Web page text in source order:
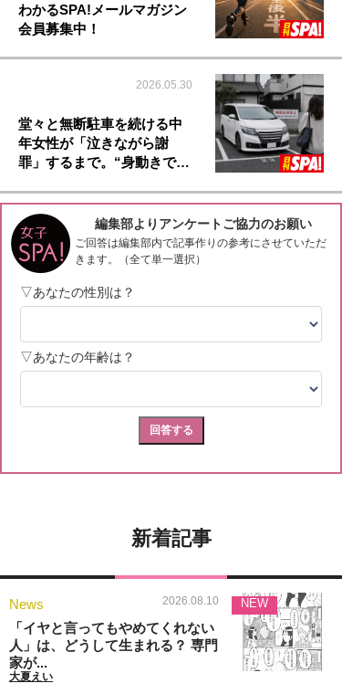
わかるSPA!メールマガジン
会員募集中！
2026.05.30
堂々と無断駐車を続ける中
年女性が「泣きながら謝
罪」するまで。“身動きで…
新着記事
News 2026.08.10
「イヤと言ってもやめてくれない
人」は、どうして生まれる？ 専門
家が...
大夏えい
NEW